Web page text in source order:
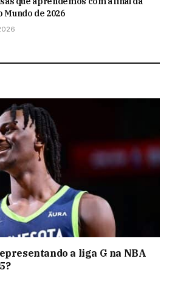
Mundo de 2026
a liga G na NBA